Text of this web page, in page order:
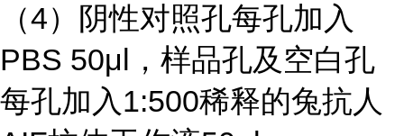
（4）阴性对照孔每孔加入
PBS 50μl，样品孔及空白孔
每孔加入1:500稀释的兔抗人